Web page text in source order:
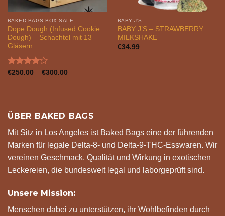
BAKED BAGS BOX SALE
Dope Dough (Infused Cookie
Dough) – Schachtel mit 13
Gläsern
Bewertet
€250.00 – €300.00Preisspanne:
BABY J'S
BABY J’S – STRAWBERRY
MILKSHAKE
€34.99
ÜBER BAKED BAGS
Mit Sitz in Los Angeles ist Baked Bags eine der führenden
Marken für legale Delta-8- und Delta-9-THC-Esswaren. Wir
vereinen Geschmack, Qualität und Wirkung in exotischen
Leckereien, die bundesweit legal und laborgeprüft sind.
Unsere Mission:
Menschen dabei zu unterstützen, ihr Wohlbefinden durch